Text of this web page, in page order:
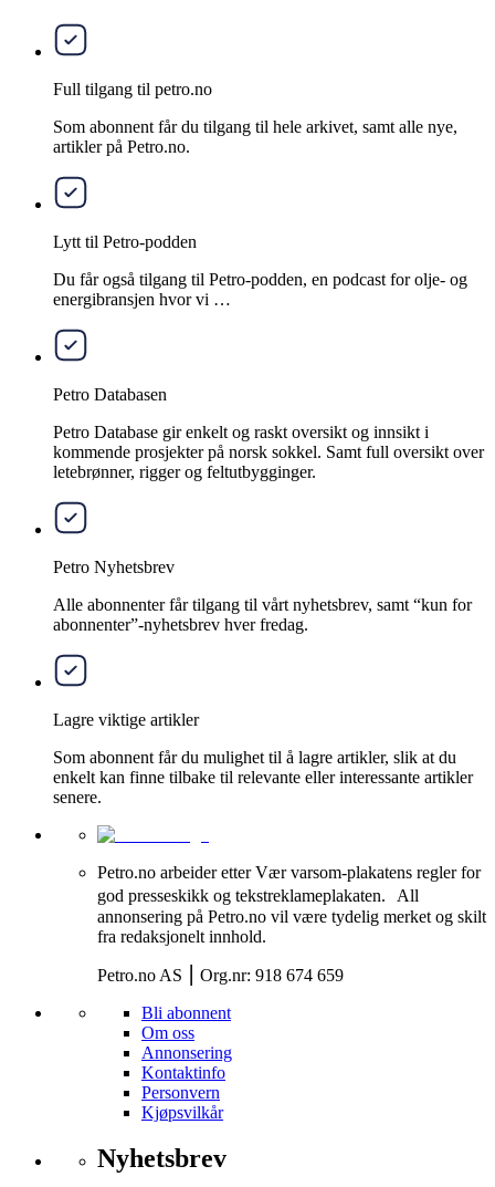
Full tilgang til petro.no
Som abonnent får du tilgang til hele arkivet, samt alle nye,
artikler på Petro.no.
Lytt til Petro-podden
Du får også tilgang til Petro-podden, en podcast for olje- og
energibransjen hvor vi …
Petro Databasen
Petro Database gir enkelt og raskt oversikt og innsikt i
kommende prosjekter på norsk sokkel. Samt full oversikt over
letebrønner, rigger og feltutbygginger.
Petro Nyhetsbrev
Alle abonnenter får tilgang til vårt nyhetsbrev, samt “kun for
abonnenter”-nyhetsbrev hver fredag.
Lagre viktige artikler
Som abonnent får du mulighet til å lagre artikler, slik at du
enkelt kan finne tilbake til relevante eller interessante artikler
senere.
Petro.no arbeider etter Vær varsom-plakatens regler for
god presseskikk og tekstreklameplakaten. All
annonsering på Petro.no vil være tydelig merket og skilt
fra redaksjonelt innhold.
Petro.no AS ⎮ Org.nr: 918 674 659
Bli abonnent
Om oss
Annonsering
Kontaktinfo
Personvern
Kjøpsvilkår
Nyhetsbrev